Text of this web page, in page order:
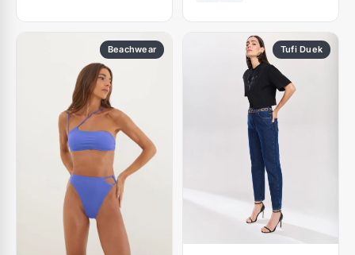
Beachwear Tufi Duek